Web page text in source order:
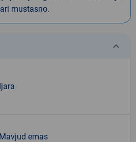
mustasno.
keyboard_arrow_down
Ijara
Mavjud emas